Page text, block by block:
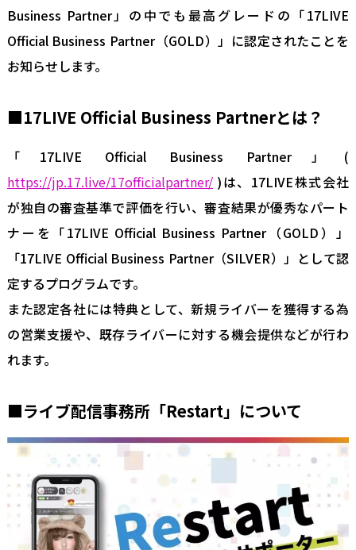
Business Partner」の中でも最高グレードの「17LIVE
Official Business Partner（GOLD）」に認定されたことを
お知らせします。
■17LIVE Official Business Partnerとは？
「17LIVE Official Business Partner」(
https://jp.17.live/17officialpartner/)は、17LIVE株式会社
が独自の審査基準で評価を行い、審査結果が優秀なパート
ナーを「17LIVE Official Business Partner（GOLD）」
「17LIVE Official Business Partner（SILVER）」として認
定するプログラムです。
また認定各社には特典として、新規ライバーを獲得する為
の営業支援や、既存ライバーに対する機会提供などが行わ
れます。
■ライブ配信事務所「Restart」について